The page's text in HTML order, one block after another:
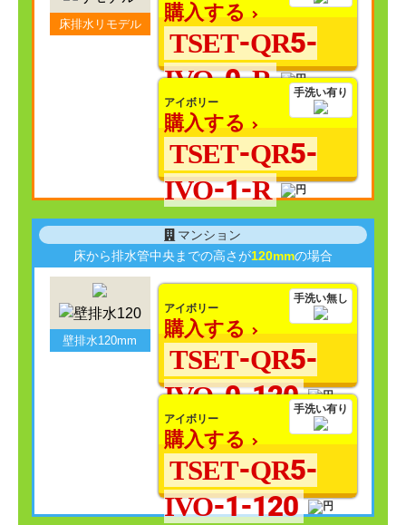
床排水リモデル
購入する
TSET-QR5-
IVO-0-R
手洗い有り
アイボリー
購入する
TSET-QR5-
IVO-1-R
マンション
床から排水管中央までの高さが120mmの場合
壁排水120mm
手洗い無し
アイボリー
購入する
TSET-QR5-
IVO-0-120手洗い有り
アイボリー
購入する
TSET-QR5-
IVO-1-120